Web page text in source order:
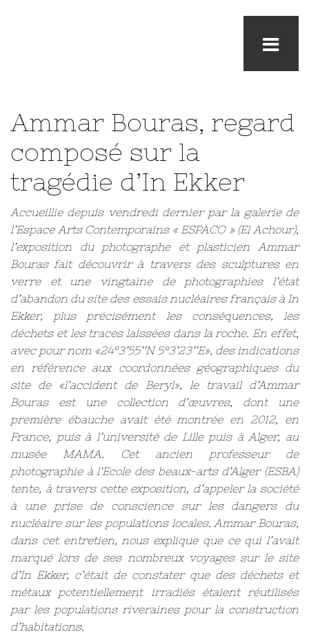
Ammar Bouras, regard
composé sur la
tragédie d’In Ekker
Accueillie depuis vendredi dernier par la galerie de
l’Espace Arts Contemporains « ESPACO » (El Achour),
l’exposition du photographe et plasticien Ammar
Bouras fait découvrir à travers des sculptures en
verre et une vingtaine de photographies l’état
d’abandon du site des essais nucléaires français à In
Ekker, plus précisément les conséquences, les
déchets et les traces laissées dans la roche. En effet,
avec pour nom «24°3’55’’N 5°3’23’’E», des indications
en référence aux coordonnées géographiques du
site de «l’accident de Beryl», le travail d’Ammar
Bouras est une collection d’œuvres, dont une
première ébauche avait été montrée en 2012, en
France, puis à l’université de Lille puis à Alger, au
musée MAMA. Cet ancien professeur de
photographie à l’Ecole des beaux-arts d’Alger (ESBA)
tente, à travers cette exposition, d’appeler la société
à une prise de conscience sur les dangers du
nucléaire sur les populations locales. Ammar Bouras,
dans cet entretien, nous explique que ce qui l’avait
marqué lors de ses nombreux voyages sur le site
d’In Ekker, c’était de constater que des déchets et
métaux potentiellement irradiés étaient réutilisés
par les populations riveraines pour la construction
d’habitations.